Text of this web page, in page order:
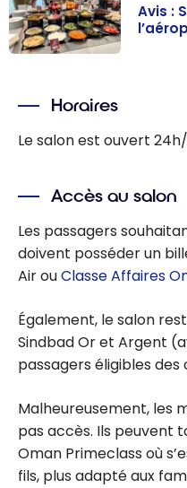
PrimeClass à
l’aéroport de
Avis :
Horaires
Le salon est ouvert
Accès au salon
Les passagers
doivent posséder un
Air ouClasse Affaires
Également, le salon
Sindbad Or et Argent
passagers éligibles
Malheureusement, les
pas accès. Ils peuvent
Oman Primeclass où
fils, plus adapté aux